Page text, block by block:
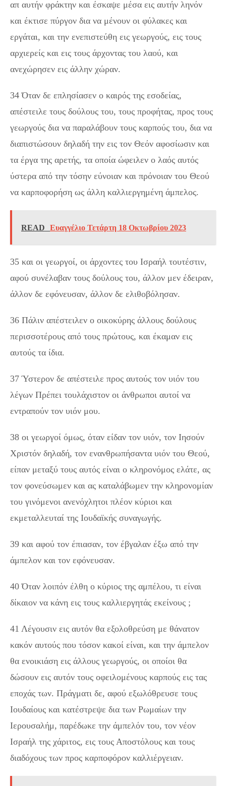
απ αυτήν φράκτην και έσκαψε μέσα εις αυτήν ληνόν
και έκτισε πύργον δια να μένουν οι φύλακες και
εργάται, και την ενεπιστεύθη εις γεωργούς, εις τους
αρχιερείς και εις τους άρχοντας του λαού, και
ανεχώρησεν εις άλλην χώραν.
34 Όταν δε επλησίασεν ο καιρός της εσοδείας,
απέστειλε τους δούλους του, τους προφήτας, προς τους
γεωργούς δια να παραλάβουν τους καρπούς του, δια να
διαπιστώσουν δηλαδή την εις τον Θεόν αφοσίωσιν και
τα έργα της αρετής, τα οποία ώφειλεν ο λαός αυτός
ύστερα από την τόσην εύνοιαν και πρόνοιαν του Θεού
να καρποφορήση ως άλλη καλλιεργημένη άμπελος.
READ Ευαγγέλιο Τετάρτη 18 Οκτωβρίου 2023
35 και οι γεωργοί, οι άρχοντες του Ισραήλ τουτέστιν,
αφού συνέλαβαν τους δούλους του, άλλον μεν έδειραν,
άλλον δε εφόνευσαν, άλλον δε ελιθοβόλησαν.
36 Πάλιν απέστειλεν ο οικοκύρης άλλους δούλους
περισσοτέρους από τους πρώτους, και έκαμαν εις
αυτούς τα ίδια.
37 Ύστερον δε απέστειλε προς αυτούς τον υιόν του
λέγων Πρέπει τουλάχιστον οι άνθρωποι αυτοί να
εντραπούν τον υιόν μου.
38 οι γεωργοί όμως, όταν είδαν τον υιόν, τον Ιησούν
Χριστόν δηλαδή, τον ενανθρωπήσαντα υιόν του Θεού,
είπαν μεταξύ τους αυτός είναι ο κληρονόμος ελάτε, ας
τον φονεύσωμεν και ας καταλάβωμεν την κληρονομίαν
του γινόμενοι ανενόχλητοι πλέον κύριοι και
εκμεταλλευταί της Ιουδαϊκής συναγωγής.
39 και αφού τον έπιασαν, τον έβγαλαν έξω από την
άμπελον και τον εφόνευσαν.
40 Όταν λοιπόν έλθη ο κύριος της αμπέλου, τι είναι
δίκαιον να κάνη εις τους καλλιεργητάς εκείνους ;
41 Λέγουσιν εις αυτόν θα εξολοθρεύση με θάνατον
κακόν αυτούς που τόσον κακοί είναι, και την άμπελον
θα ενοικιάση εις άλλους γεωργούς, οι οποίοι θα
δώσουν εις αυτόν τους οφειλομένους καρπούς εις τας
εποχάς των. Πράγματι δε, αφού εξωλόθρευσε τους
Ιουδαίους και κατέστρεψε δια των Ρωμαίων την
Ιερουσαλήμ, παρέδωκε την άμπελόν του, τον νέον
Ισραήλ της χάριτος, εις τους Αποστόλους και τους
διαδόχους των προς καρποφόρον καλλιέργειαν.